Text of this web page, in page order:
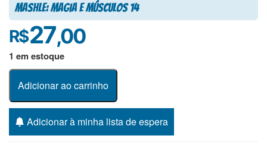
Mashle: Magia e Músculos 14
R$27,00
1 em estoque
Adicionar ao carrinho
Adicionar à minha lista de espera